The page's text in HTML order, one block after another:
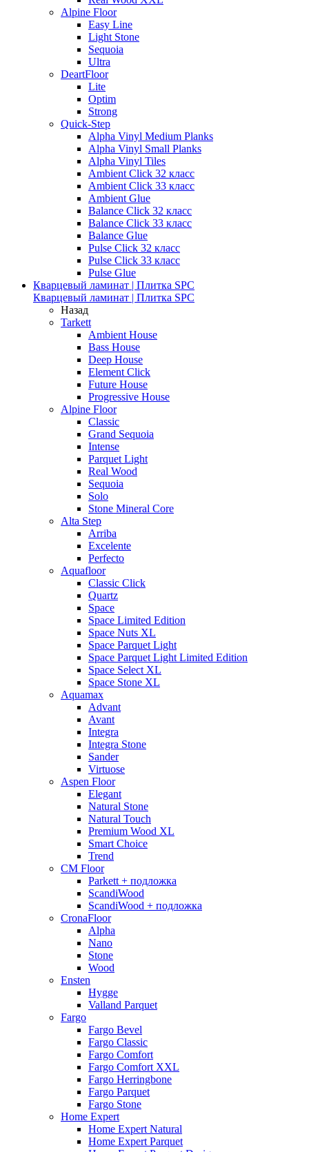
Alpine Floor
Easy Line
Light Stone
Sequoia
Ultra
DeartFloor
Lite
Optim
Strong
Quick-Step
Alpha Vinyl Medium Planks
Alpha Vinyl Small Planks
Alpha Vinyl Tiles
Ambient Click 32 класс
Ambient Click 33 класс
Ambient Glue
Balance Click 32 класс
Balance Click 33 класс
Balance Glue
Pulse Click 32 класс
Pulse Click 33 класс
Pulse Glue
Кварцевый ламинат | Плитка SPC
Кварцевый ламинат | Плитка SPC
Назад
Tarkett
Ambient House
Bass House
Deep House
Element Click
Future House
Progressive House
Alpine Floor
Classic
Grand Sequoia
Intense
Parquet Light
Real Wood
Sequoia
Solo
Stone Mineral Core
Alta Step
Arriba
Excelente
Perfecto
Aquafloor
Classic Click
Quartz
Space
Space Limited Edition
Space Nuts XL
Space Parquet Light
Space Parquet Light Limited Edition
Space Select XL
Space Stone XL
Aquamax
Advant
Avant
Integra
Integra Stone
Sander
Virtuose
Aspen Floor
Elegant
Natural Stone
Natural Touch
Premium Wood XL
Smart Choice
Trend
CM Floor
Parkett + подложка
ScandiWood
ScandiWood + подложка
CronaFloor
Alpha
Nano
Stone
Wood
Ensten
Hygge
Valland Parquet
Fargo
Fargo Bevel
Fargo Classic
Fargo Comfort
Fargo Comfort XXL
Fargo Herringbone
Fargo Parquet
Fargo Stone
Home Expert
Home Expert Natural
Home Expert Parquet